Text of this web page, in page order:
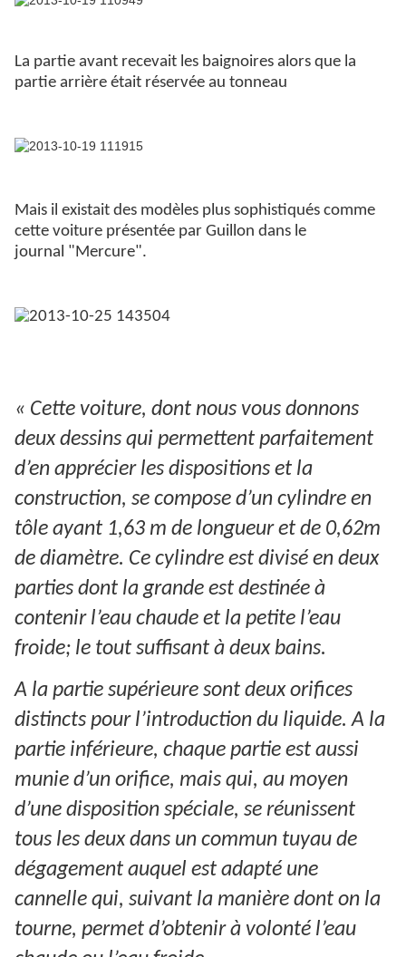
La partie avant recevait les baignoires alors que la
partie arrière était réservée au tonneau
Mais il existait des modèles plus sophistiqués comme
cette voiture présentée par Guillon dans le
journal "Mercure".
« Cette voiture, dont nous vous donnons
deux dessins qui permettent parfaitement
d’en apprécier les dispositions et la
construction, se compose d’un cylindre en
tôle ayant 1,63 m de longueur et de 0,62m
de diamètre. Ce cylindre est divisé en deux
parties dont la grande est destinée à
contenir l’eau chaude et la petite l’eau
froide; le tout suffisant à deux bains.
A la partie supérieure sont deux orifices
distincts pour l’introduction du liquide. A la
partie inférieure, chaque partie est aussi
munie d’un orifice, mais qui, au moyen
d’une disposition spéciale, se réunissent
tous les deux dans un commun tuyau de
dégagement auquel est adapté une
cannelle qui, suivant la manière dont on la
tourne, permet d’obtenir à volonté l’eau